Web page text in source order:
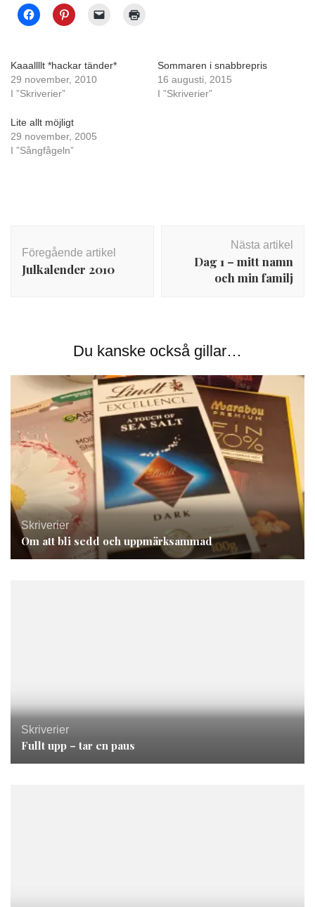
Kaaallllt *hackar tänder*
29 november, 2010
I ”Skriverier”
Sommaren i snabbrepris
16 augusti, 2015
I ”Skriverier”
Lite allt möjligt
29 november, 2005
I ”Sångfågeln”
Föregående artikel
Julkalender 2010
Nästa artikel
Dag 1 – mitt namn
och min familj
Du kanske också gillar…
Skriverier
Om att bli sedd och uppmärksammad
Skriverier
Fullt upp – tar en paus